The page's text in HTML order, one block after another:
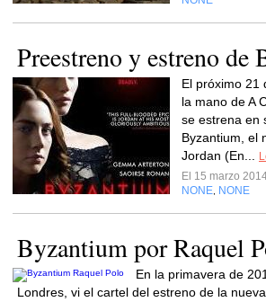
Preestreno y estreno de
El próximo 21
la mano de A
se estrena en
Byzantium, el
Jordan (En...
El 15 marzo
NONE NONE
Byzantium por Raquel
En la primavera de
Londres, vi el cartel del estreno de la